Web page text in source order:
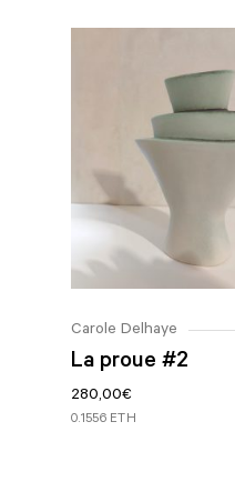
Vous pouvez
votre tirage en
veillerons à ce
et prêt à partir à
Veuillez noter que
l’étranger depuis le
deviez payer des
d’expédition.
Pour plus
remboursements,
générales.
Carole Delhaye
La proue #2
280,00€
0.1556 ETH